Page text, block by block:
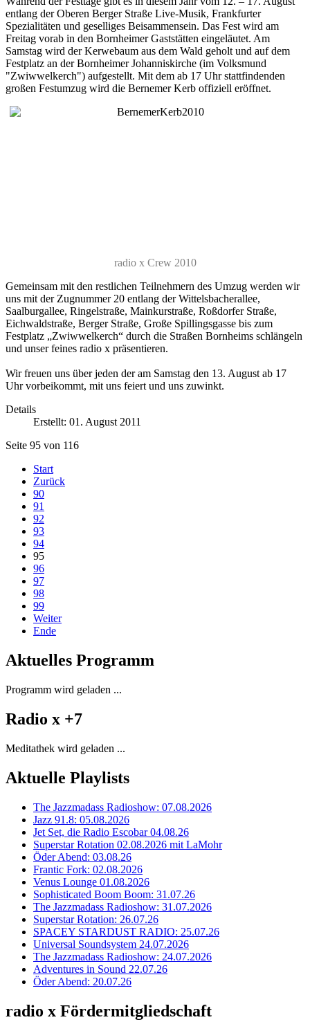
entlang der Oberen Berger Straße Live-Musik, Frankfurter
Spezialitäten und geselliges Beisammensein. Das Fest wird am
Freitag vorab in den Bornheimer Gaststätten eingeläutet. Am
Samstag wird der Kerwebaum aus dem Wald geholt und auf dem
Festplatz an der Bornheimer Johanniskirche (im Volksmund
"Zwiwwelkerch") aufgestellt. Mit dem ab 17 Uhr stattfindenden
großen Festumzug wird die Bernemer Kerb offiziell eröffnet.
radio x Crew 2010
Gemeinsam mit den restlichen Teilnehmern des Umzug werden wir
uns mit der Zugnummer 20 entlang der Wittelsbacherallee,
Saalburgallee, Ringelstraße, Mainkurstraße, Roßdorfer Straße,
Eichwaldstraße, Berger Straße, Große Spillingsgasse bis zum
Festplatz „Zwiwwelkerch“ durch die Straßen Bornheims schlängeln
und unser feines radio x präsentieren.
Wir freuen uns über jeden der am Samstag den 13. August ab 17
Uhr vorbeikommt, mit uns feiert und uns zuwinkt.
Details
Erstellt: 01. August 2011
Seite 95 von 116
Start
Zurück
90
91
92
93
94
95
96
97
98
99
Weiter
Ende
Aktuelles Programm
Programm wird geladen ...
Radio x +7
Meditathek wird geladen ...
Aktuelle Playlists
The Jazzmadass Radioshow: 07.08.2026
Jazz 91.8: 05.08.2026
Jet Set, die Radio Escobar 04.08.26
Superstar Rotation 02.08.2026 mit LaMohr
Öder Abend: 03.08.26
Frantic Fork: 02.08.2026
Venus Lounge 01.08.2026
Sophisticated Boom Boom: 31.07.26
The Jazzmadass Radioshow: 31.07.2026
Superstar Rotation: 26.07.26
SPACEY STARDUST RADIO: 25.07.26
Universal Soundsystem 24.07.2026
The Jazzmadass Radioshow: 24.07.2026
Adventures in Sound 22.07.26
Öder Abend: 20.07.26
radio x Fördermitgliedschaft